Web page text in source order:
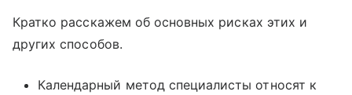
Кратко расскажем об основных рисках этих и
других способов.
Календарный метод специалисты относят к